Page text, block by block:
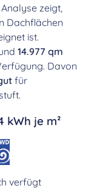
zeigt,
Dachflächen
ist.
14.977 qm
Davon
für
kWh je m²
verfügt